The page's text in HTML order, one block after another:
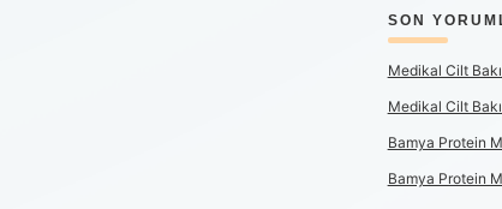
SON
Medikal Cilt
Medikal Cilt
Bamya Protein
Bamya Protein